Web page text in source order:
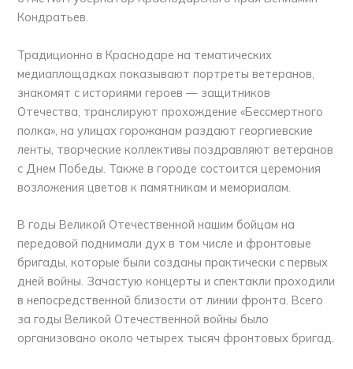
Кондратьев.
Традиционно в Краснодаре на тематических
медиаплощадках показывают портреты ветеранов,
знакомят с историями героев — защитников
Отечества, транслируют прохождение «Бессмертного
полка», на улицах горожанам раздают георгиевские
ленты, творческие коллективы поздравляют ветеранов
с Днем Победы. Также в городе состоится церемония
возложения цветов к памятникам и мемориалам.
В годы Великой Отечественной нашим бойцам на
передовой поднимали дух в том числе и фронтовые
бригады, которые были созданы практически с первых
дней войны. Зачастую концерты и спектакли проходили
в непосредственной близости от линии фронта. Всего
за годы Великой Отечественной войны было
организовано около четырех тысяч фронтовых бригад.